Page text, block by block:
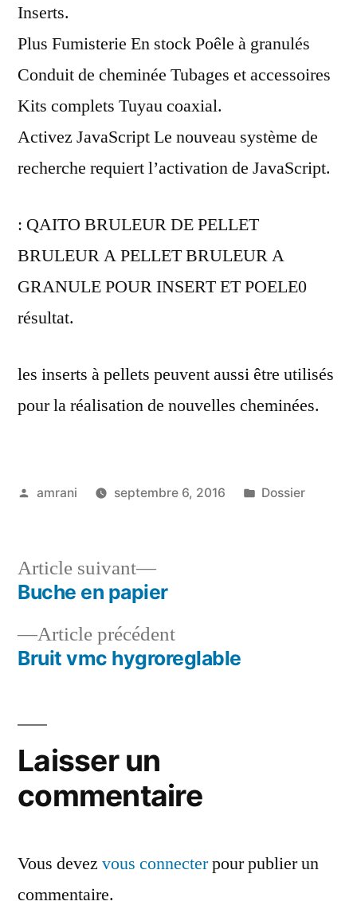
Inserts.
Plus Fumisterie En stock Poêle à granulés
Conduit de cheminée Tubages et accessoires
Kits complets Tuyau coaxial.
Activez JavaScript Le nouveau système de
recherche requiert l’activation de JavaScript.
: QAITO BRULEUR DE PELLET
BRULEUR A PELLET BRULEUR A
GRANULE POUR INSERT ET POELE0
résultat.
les inserts à pellets peuvent aussi être utilisés
pour la réalisation de nouvelles cheminées.
Publié
amrani septembre 6, 2016
Publié
Dossier
Navigation
deArticle précédentArticle
précédent :
Bruit vmc hygroreglable
Article suivant
Article
suivant :
Buche en papier
Laisser un
commentaire
Vous devez vous connecterpour publier un
commentaire.